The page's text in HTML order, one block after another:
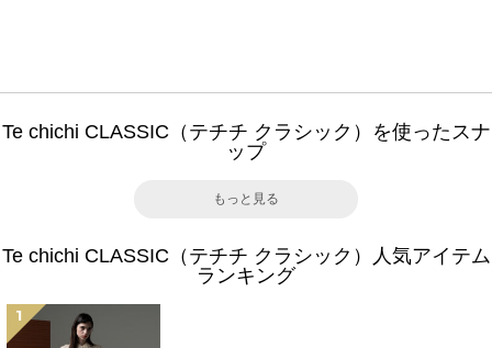
Te chichi CLASSIC（テチチ クラシック）を使ったスナ
ップ
もっと見る
Te chichi CLASSIC（テチチ クラシック）人気アイテム
ランキング
1